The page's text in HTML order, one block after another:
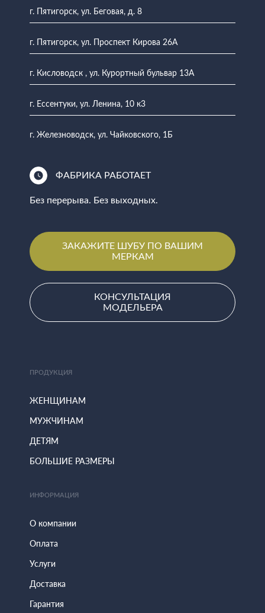
г. Пятигорск, ул. Беговая, д. 8
г. Пятигорск, ул. Проспект Кирова 26А
г. Кисловодск , ул. Курортный бульвар 13А
г. Ессентуки, ул. Ленина, 10 к3
г. Железноводск, ул. Чайковского, 1Б
ФАБРИКА РАБОТАЕТ
Без перерыва. Без выходных.
ЗАКАЖИТЕ ШУБУ ПО ВАШИМ
МЕРКАМ
КОНСУЛЬТАЦИЯ
МОДЕЛЬЕРА
ПРОДУКЦИЯ
ЖЕНЩИНАМ
МУЖЧИНАМ
ДЕТЯМ
БОЛЬШИЕ РАЗМЕРЫ
ИНФОРМАЦИЯ
О компании
Оплата
Услуги
Доставка
Гарантия